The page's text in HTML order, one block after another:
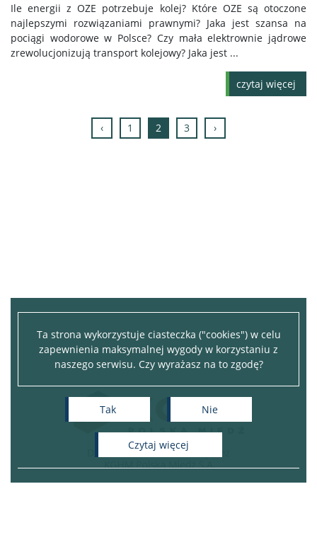
Ta strona wykorzystuje ciasteczka ("cookies") w celu
zapewnienia maksymalnej wygody w korzystaniu z
naszego serwisu. Czy wyrażasz na to zgodę?
Tak Nie
czytaj więcej
Ile energii z OZE potrzebuje kolej? Które OZE są otoczone
najlepszymi rozwiązaniami prawnymi? Jaka jest szansa na
pociągi wodorowe w Polsce? Czy mała elektrownie jądrowe
zrewolucjonizują transport kolejowy? Jaka jest ...
czytaj więcej
‹ 1 2 3 ›